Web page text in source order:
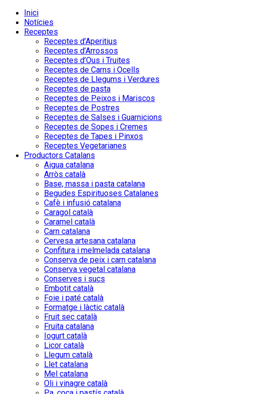
Inici
Notícies
Receptes
Receptes d’Aperitius
Receptes d’Arrossos
Receptes d’Ous i Truites
Receptes de Carns i Ocells
Receptes de Llegums i Verdures
Receptes de pasta
Receptes de Peixos i Mariscos
Receptes de Postres
Receptes de Salses i Guarnicions
Receptes de Sopes i Cremes
Receptes de Tapes i Pinxos
Receptes Vegetarianes
Productors Catalans
Aigua catalana
Arròs català
Base, massa i pasta catalana
Begudes Espirituoses Catalanes
Cafè i infusió catalana
Caragol català
Caramel català
Carn catalana
Cervesa artesana catalana
Confitura i melmelada catalana
Conserva de peix i carn catalana
Conserva vegetal catalana
Conserves i sucs
Embotit català
Foie i paté català
Formatge i làctic català
Fruit sec català
Fruita catalana
Iogurt català
Licor català
Llegum català
Llet catalana
Mel catalana
Oli i vinagre català